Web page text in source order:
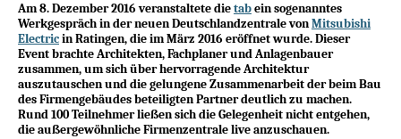
Am 8. Dezember 2016 veranstaltete dietabein sogenanntes
Werkgespräch in der neuen Deutschlandzentrale vonMitsubishi
Electricin Ratingen, die im März 2016 eröffnet wurde. Dieser
Event brachte Architekten, Fachplaner und Anlagenbauer
zusammen, um sich über hervorragende Architektur
auszutauschen und die gelungene Zusammenarbeit der beim Bau
des Firmengebäudes beteiligten Partner deutlich zu machen.
Rund 100 Teilnehmer ließen sich die Gelegenheit nicht entgehen,
die außergewöhnliche Firmenzentrale live anzuschauen.